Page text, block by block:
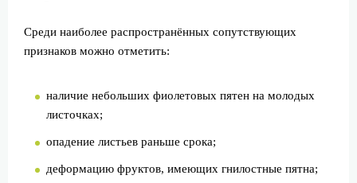
Среди наиболее распространённых сопутствующих
признаков можно отметить:
наличие небольших фиолетовых пятен на молодых
листочках;
опадение листьев раньше срока;
деформацию фруктов, имеющих гнилостные пятна;